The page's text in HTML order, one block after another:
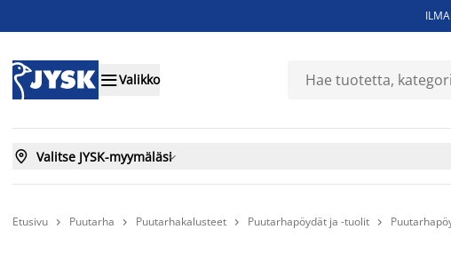
Valikko
 Valitse JYSK-myymäläsi
Etusivu  Puutarha  Puutarhakalusteet  Puutarhapöydät ja -tuolit 